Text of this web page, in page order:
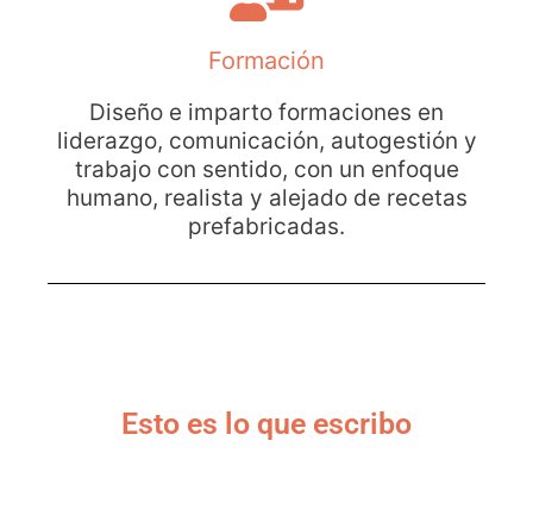
Formación
Diseño e imparto formaciones en
liderazgo, comunicación, autogestión y
trabajo con sentido, con un enfoque
humano, realista y alejado de recetas
prefabricadas.
Esto es lo que escribo